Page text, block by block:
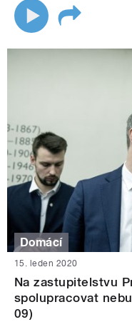
Domácí
15. leden 2020
Na zastupitelstvu
spolupracovat
09)